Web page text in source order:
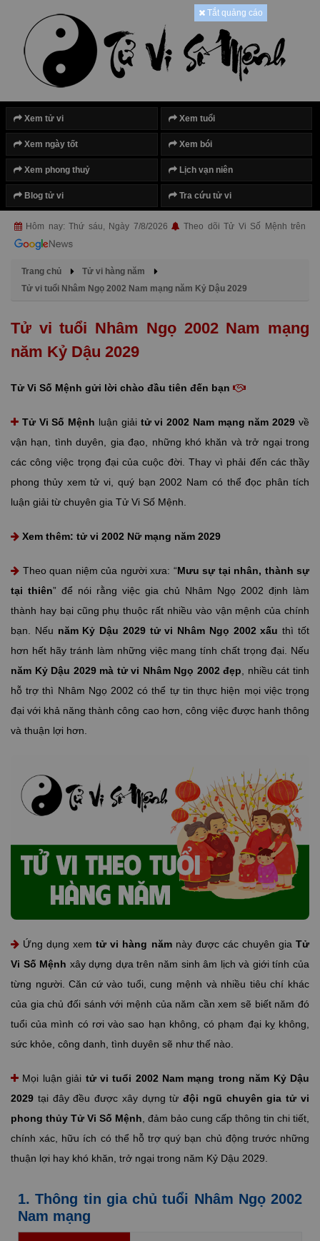
Xem tử vi Xem tuổi
Xem ngày tốt Xem bói
Xem phong thuỷ Lịch vạn niên
Blog tử vi Tra cứu tử vi
Hôm nay: Thứ sáu, Ngày 7/8/2026 Theo dõi Tử Vi Số Mệnh trên
Tắt quảng cáo
Trang chủ
Tử vi hàng năm
Tử vi tuổi Nhâm Ngọ 2002 Nam mạng năm Kỷ Dậu 2029
Tử vi tuổi Nhâm Ngọ 2002 Nam mạng
năm Kỷ Dậu 2029
Tử Vi Số Mệnh gửi lời chào đầu tiên đến bạn
Tử Vi Số Mệnh luận giải tử vi 2002 Nam mạng năm 2029 về
vận hạn, tình duyên, gia đạo, những khó khăn và trở ngại trong
các công việc trọng đại của cuộc đời. Thay vì phải đến các thầy
phong thủy xem tử vi, quý bạn 2002 Nam có thể đọc phân tích
luận giải từ chuyên gia Tử Vi Số Mệnh.
Xem thêm: tử vi 2002 Nữ mạng năm 2029
Theo quan niệm của người xưa: “Mưu sự tại nhân, thành sự
tại thiên” để nói rằng việc gia chủ Nhâm Ngọ 2002 định làm
thành hay bại cũng phụ thuộc rất nhiều vào vận mệnh của chính
bạn. Nếu năm Kỷ Dậu 2029 tử vi Nhâm Ngọ 2002 xấu thì tốt
hơn hết hãy tránh làm những việc mang tính chất trọng đại. Nếu
năm Kỷ Dậu 2029 mà tử vi Nhâm Ngọ 2002 đẹp , nhiều cát tinh
hỗ trợ thì Nhâm Ngọ 2002 có thể tự tin thực hiện mọi việc trọng
đại với khả năng thành công cao hơn, công việc được hanh thông
và thuận lợi hơn.
Ứng dụng xemtử vi hàng nămnày được các chuyên giaTử
Vi Số Mệnh xây dựng dựa trên năm sinh âm lịch và giới tính của
từng người. Căn cứ vào tuổi, cung mệnh và nhiều tiêu chí khác
của gia chủ đối sánh với mệnh của năm cần xem sẽ biết năm đó
tuổi của mình có rơi vào sao hạn không, có phạm đại kỵ không,
sức khỏe, công danh, tình duyên sẽ như thế nào.
Mọi luận giải tử vi tuổi 2002 Nam mạng trong năm Kỷ Dậu
2029 tại đây đều được xây dựng từđội ngũ chuyên gia tử vi
phong thủy Tử Vi Số Mệnh , đảm bảo cung cấp thông tin chi tiết,
chính xác, hữu ích có thể hỗ trợ quý bạn chủ động trước những
thuận lợi hay khó khăn, trở ngại trong năm Kỷ Dậu 2029.
1. Thông tin gia chủ tuổi Nhâm Ngọ 2002
Nam mạng